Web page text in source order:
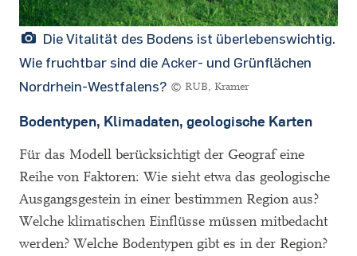
Die Vitalität des Bodens ist überlebenswichtig.
Wie fruchtbar sind die Acker- und Grünflächen
Nordrhein-Westfalens? © RUB, Kramer
Bodentypen, Klimadaten, geologische Karten
Für das Modell berücksichtigt der Geograf eine
Reihe von Faktoren: Wie sieht etwa das geologische
Ausgangsgestein in einer bestimmen Region aus?
Welche klimatischen Einflüsse müssen mitbedacht
werden? Welche Bodentypen gibt es in der Region?